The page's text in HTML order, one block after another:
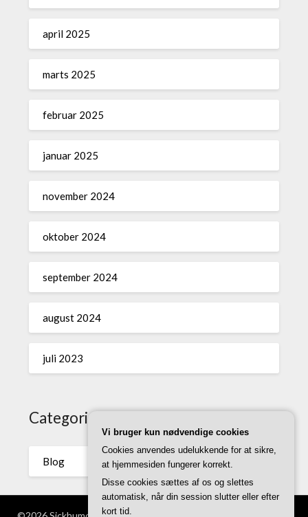
april 2025
marts 2025
februar 2025
januar 2025
november 2024
oktober 2024
september 2024
august 2024
juli 2023
Categories
Blog
Vi bruger kun nødvendige cookies
Cookies anvendes udelukkende for at sikre,
at hjemmesiden fungerer korrekt.
Disse cookies sættes af os og slettes
automatisk, når din session slutter eller efter
kort tid.